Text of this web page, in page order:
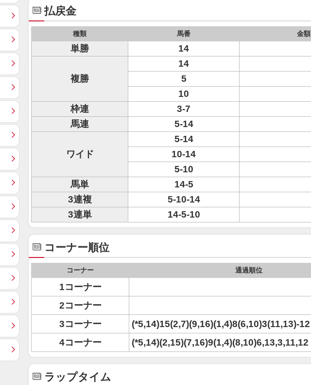
払戻金
種類 馬番 金額
単勝 14
複勝
14
5
10
枠連
3-7
馬連
5-14
ワイド
5-14
10-14
5-10
馬単
14-5
3連複
5-10-14
3連単
14-5-10
コーナー順位
コーナー 通過順位
1コーナー
2コーナー
3コーナー
(*5,14)15(2,7)(9,16)(1,4)8(6,10)3(11,13)-12
4コーナー
(*5,14)(2,15)(7,16)9(1,4)(8,10)6,13,3,11,12
ラップタイム